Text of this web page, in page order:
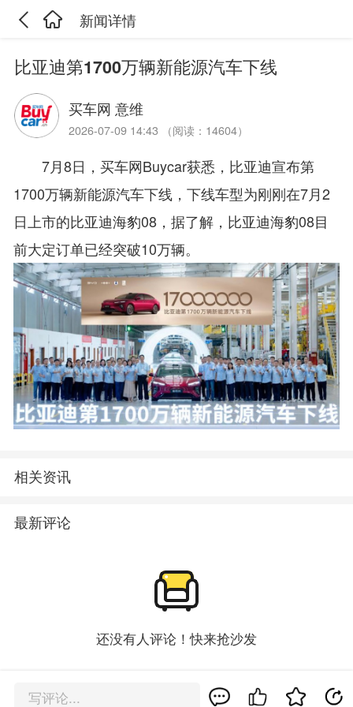
新闻详情
比亚迪第1700万辆新能源汽车下线
买车网 意维
2026-07-09 14:43 （阅读：14604）
7月8日，买车网Buycar获悉，比亚迪宣布第
1700万辆新能源汽车下线，下线车型为刚刚在7月2
日上市的比亚迪海豹08，据了解，比亚迪海豹08目
前大定订单已经突破10万辆。
相关资讯
最新评论
还没有人评论！快来抢沙发